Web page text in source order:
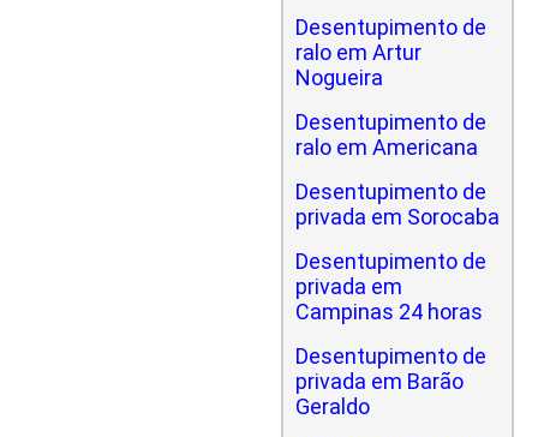
Desentupimento de
ralo em Artur
Nogueira
Desentupimento de
ralo em Americana
Desentupimento de
privada em Sorocaba
Desentupimento de
privada em
Campinas 24 horas
Desentupimento de
privada em Barão
Geraldo